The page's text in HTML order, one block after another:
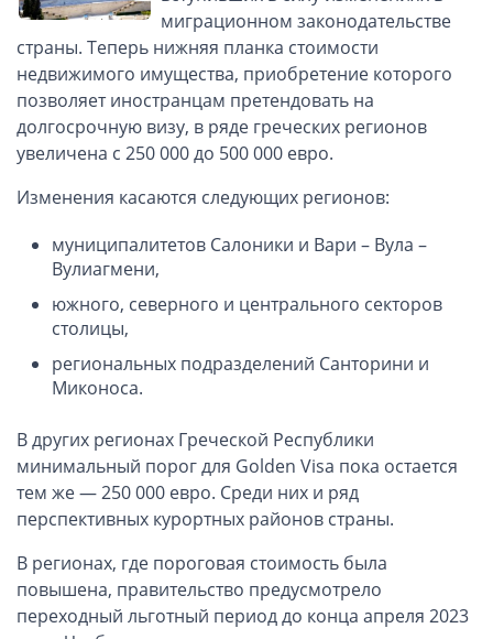
Платежная система Гонконга
Платежная система Великобритании
Платежная система Маврикия
ОАЭ, Дубай (компания и счёт)
Оффшоры на Сейшелах
Турция (компания и счёт)
Счёт и карта в Турции для физлиц
Счёт и карта в Киргизии для физлиц
Гражданство Сьерра-Леоне
Европейские и резидентные компании
Ирландские компании LTD
Ирландские партнерства LP
миграционном законодательстве
страны. Теперь нижняя планка стоимости
недвижимого имущества, приобретение которого
позволяет иностранцам претендовать на
долгосрочную визу, в ряде греческих регионов
увеличена с 250 000 до 500 000 евро.
Изменения касаются следующих регионов:
муниципалитетов Салоники и Вари – Вула –
Вулиагмени,
южного, северного и центрального секторов
столицы,
региональных подразделений Санторини и
Миконоса.
В других регионах Греческой Республики
минимальный порог для Golden Visa пока остается
тем же — 250 000 евро. Среди них и ряд
перспективных курортных районов страны.
В регионах, где пороговая стоимость была
повышена, правительство предусмотрело
переходный льготный период до конца апреля 2023